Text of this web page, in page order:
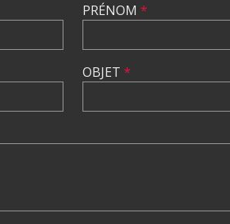
PRÉNOM *
OBJET *